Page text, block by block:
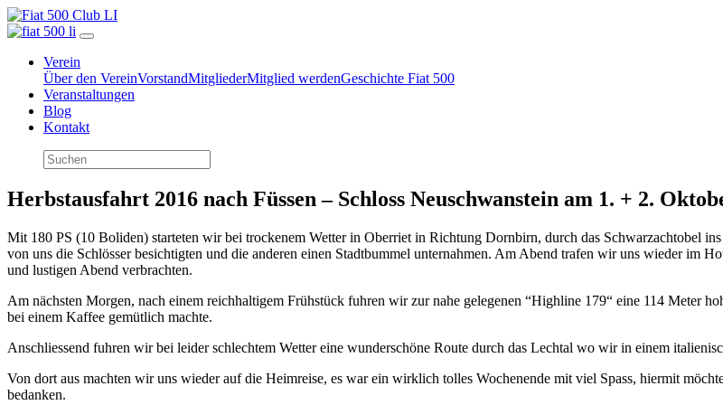
Verein
Über den VereinVorstandMitgliederMitglied werdenGeschichte Fiat 500
Veranstaltungen
Blog
Kontakt
Herbstausfahrt 2016 nach Füssen – Schloss Neuschwanstein am 1. + 2.
Mit 180 PS (10 Boliden) starteten wir bei trockenem Wetter in Oberriet in Richtung Dornbirn, durch das Schwarzachtobel
von uns die Schlösser besichtigten und die anderen einen Stadtbummel unternahmen. Am Abend trafen wir uns wieder im
und lustigen Abend verbrachten.
Am nächsten Morgen, nach einem reichhaltigem Frühstück fuhren wir zur nahe gelegenen “Highline 179“ eine 114 Meter
bei einem Kaffee gemütlich machte.
Anschliessend fuhren wir bei leider schlechtem Wetter eine wunderschöne Route durch das Lechtal wo wir in einem
Von dort aus machten wir uns wieder auf die Heimreise, es war ein wirklich tolles Wochenende mit viel Spass, hiermit
bedanken.